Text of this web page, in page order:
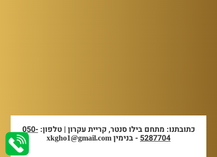
כתובתנו: מתחם בילו סנטר, קריית עקרון | טלפון:050-
5287704- בנימין xkgho1@gmail.com